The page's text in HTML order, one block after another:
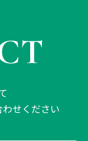
せください